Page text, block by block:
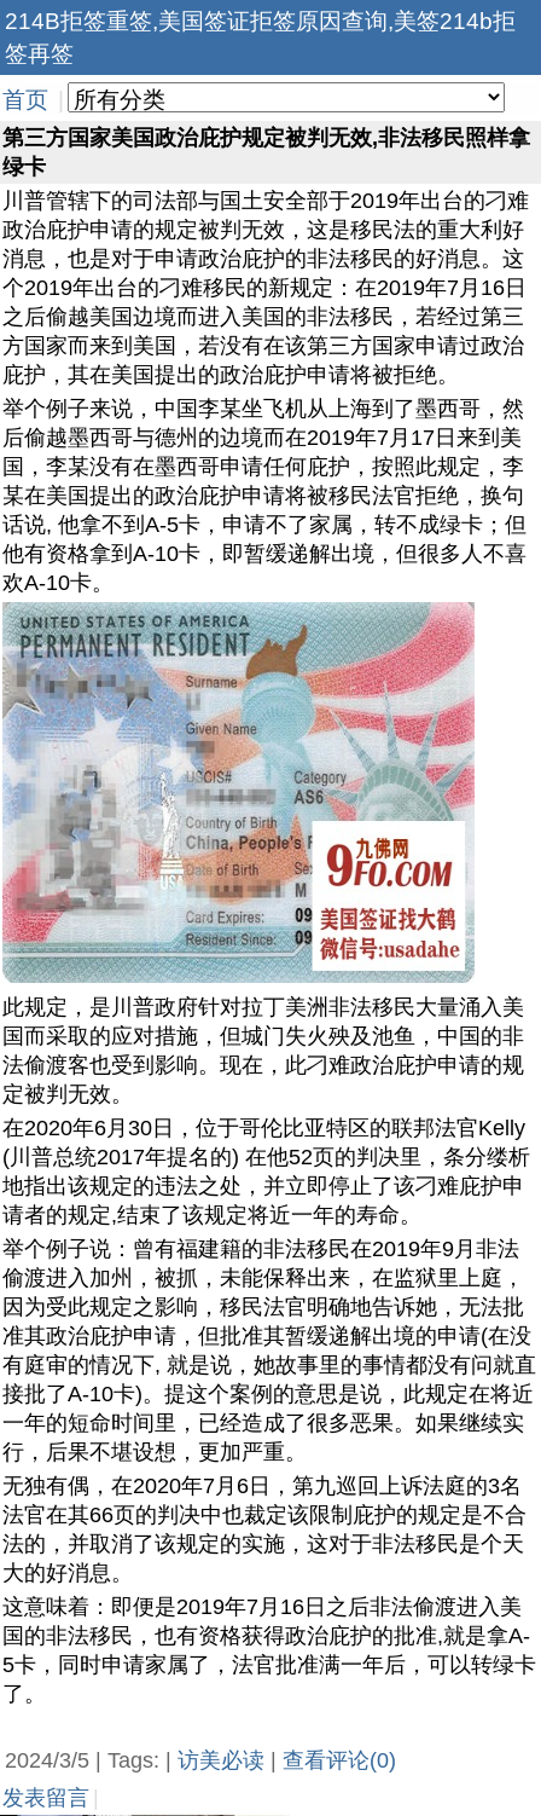
214B拒签重签,美国签证拒签原因查询,美签214b拒
签再签
首页
第三方国家美国政治庇护规定被判无效,非法移民照样拿
绿卡
川普管辖下的司法部与国土安全部于2019年出台的刁难
政治庇护申请的规定被判无效，这是移民法的重大利好
消息，也是对于申请政治庇护的非法移民的好消息。这
个2019年出台的刁难移民的新规定：在2019年7月16日
之后偷越美国边境而进入美国的非法移民，若经过第三
方国家而来到美国，若没有在该第三方国家申请过政治
庇护，其在美国提出的政治庇护申请将被拒绝。
举个例子来说，中国李某坐飞机从上海到了墨西哥，然
后偷越墨西哥与德州的边境而在2019年7月17日来到美
国，李某没有在墨西哥申请任何庇护，按照此规定，李
某在美国提出的政治庇护申请将被移民法官拒绝，换句
话说, 他拿不到A-5卡，申请不了家属，转不成绿卡；但
他有资格拿到A-10卡，即暂缓递解出境，但很多人不喜
欢A-10卡。
此规定，是川普政府针对拉丁美洲非法移民大量涌入美
国而采取的应对措施，但城门失火殃及池鱼，中国的非
法偷渡客也受到影响。现在，此刁难政治庇护申请的规
定被判无效。
在2020年6月30日，位于哥伦比亚特区的联邦法官Kelly
(川普总统2017年提名的) 在他52页的判决里，条分缕析
地指出该规定的违法之处，并立即停止了该刁难庇护申
请者的规定,结束了该规定将近一年的寿命。
举个例子说：曾有福建籍的非法移民在2019年9月非法
偷渡进入加州，被抓，未能保释出来，在监狱里上庭，
因为受此规定之影响，移民法官明确地告诉她，无法批
准其政治庇护申请，但批准其暂缓递解出境的申请(在没
有庭审的情况下, 就是说，她故事里的事情都没有问就直
接批了A-10卡)。提这个案例的意思是说，此规定在将近
一年的短命时间里，已经造成了很多恶果。如果继续实
行，后果不堪设想，更加严重。
无独有偶，在2020年7月6日，第九巡回上诉法庭的3名
法官在其66页的判决中也裁定该限制庇护的规定是不合
法的，并取消了该规定的实施，这对于非法移民是个天
大的好消息。
这意味着：即便是2019年7月16日之后非法偷渡进入美
国的非法移民，也有资格获得政治庇护的批准,就是拿A-
5卡，同时申请家属了，法官批准满一年后，可以转绿卡
了。
2024/3/5 | Tags: | 访美必读
查看评论(0)
发表留言